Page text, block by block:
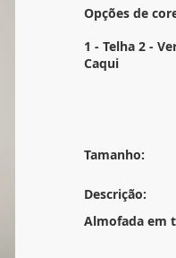
Opções de
1 - Telha 2 -
Caqui
Tamanho:
Descrição:
Almofada em